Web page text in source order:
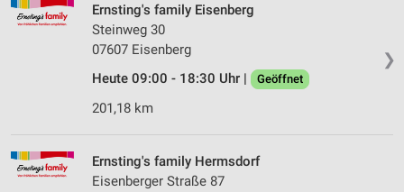
❯
Ernsting's family Eisenberg
Steinweg 30
07607 Eisenberg
Heute 09:00 - 18:30 Uhr |
Geöffnet
201,18 km
Ernsting's family Hermsdorf
Eisenberger Straße 87